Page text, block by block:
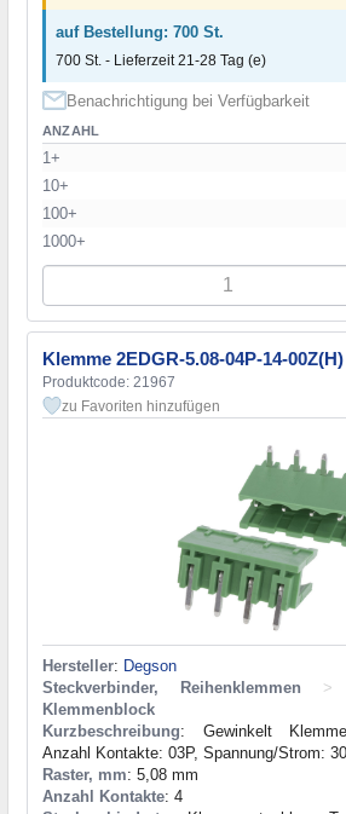
auf Bestellung: 700 St.
700 St. - Lieferzeit 21-28 Tag (e)
Benachrichtigung bei Verfügbarkeit
ANZAHL
1+
10+
100+
1000+
Klemme 2EDGR-5.08-04P-14-00Z(H)
Produktcode: 21967
zu Favoriten hinzufügen
Hersteller: Degson
Steckverbinder, Reihenklemmen
>
Klemmenblock
Kurzbeschreibung: Gewinkelt
Anzahl Kontakte: 03P, Spannung/Strom:
Raster, mm: 5,08 mm
Anzahl Kontakte: 4